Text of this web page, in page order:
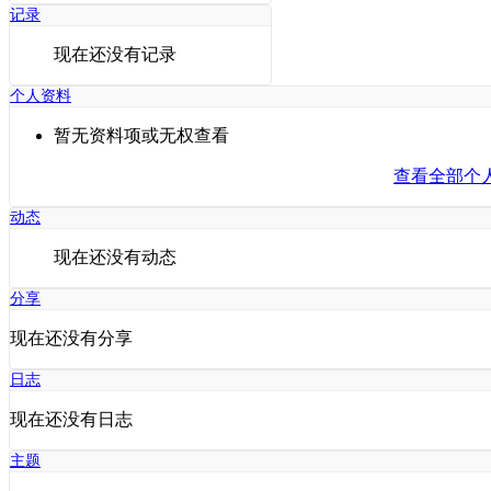
记录
现在还没有记录
个人资料
暂无资料项或无权查看
查看全部个
动态
现在还没有动态
分享
现在还没有分享
日志
现在还没有日志
主题